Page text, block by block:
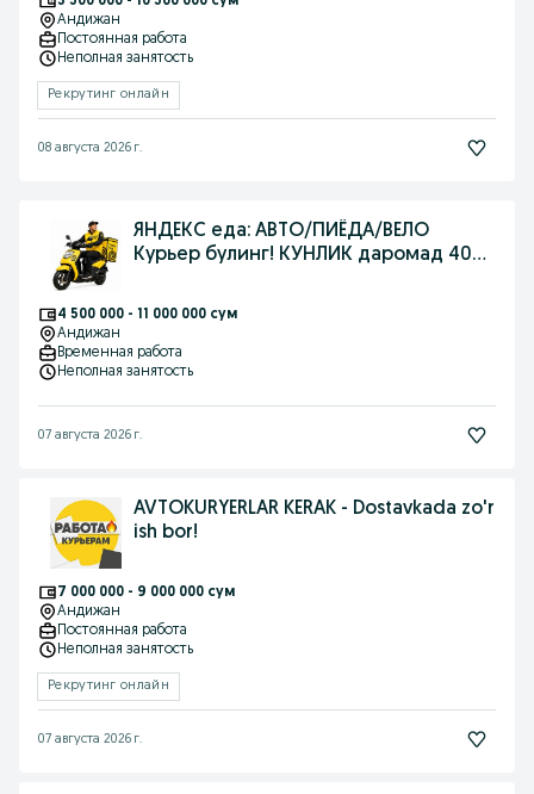
Андижан
Постоянная работа
Неполная занятость
Рекрутинг онлайн
08 августа 2026 г.
ЯНДЕКС еда: АВТО/ПИЁДА/ВЕЛО
Курьер булинг! КУНЛИК даромад 400
4 500 000 - 11 000 000 сум
Андижан
Временная работа
Неполная занятость
07 августа 2026 г.
AVTOKURYERLAR KERAK - Dostavkada zo'r
ish bor!
7 000 000 - 9 000 000 сум
Андижан
Постоянная работа
Неполная занятость
Рекрутинг онлайн
07 августа 2026 г.